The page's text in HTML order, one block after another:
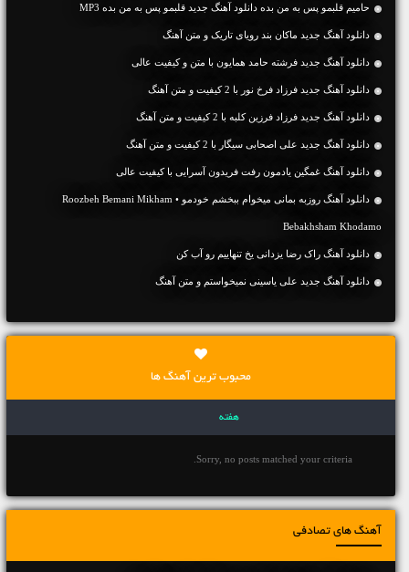
حامیم قلبمو پس به من بده دانلود آهنگ جدید قلبمو پس به من بده MP3
دانلود آهنگ جديد ماکان بند رویای تاریک و متن آهنگ
دانلود آهنگ جديد فرشته حامد همایون با متن و کیفیت عالی
دانلود آهنگ جديد فرزاد فرخ نور با 2 کیفیت و متن آهنگ
دانلود آهنگ جديد فرزاد فرزین کلبه با 2 کیفیت و متن آهنگ
دانلود آهنگ جديد علی اصحابی سیگار با 2 کیفیت و متن آهنگ
دانلود آهنگ غمگین یادمون رفت فریدون آسرایی با کیفیت عالی
دانلود آهنگ روزبه بمانی میخوام ببخشم خودمو • Roozbeh Bemani Mikham
Bebakhsham Khodamo
دانلود آهنگ راک رضا یزدانی یخ تنهاییم رو آب کن
دانلود آهنگ جديد علی یاسینی نمیخواستم و متن آهنگ
محبوب ترین آهنگ ها
هفته
Sorry, no posts matched your criteria.
آهنگ های تصادفی